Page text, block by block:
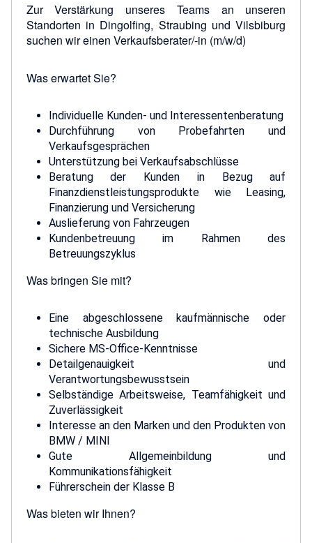
Zur Verstärkung unseres Teams an unseren
Standorten in Dingolfing, Straubing und Vilsbiburg
suchen wir einen Verkaufsberater/-in (m/w/d)
Was erwartet Sie?
Individuelle Kunden- und Interessentenberatung
Durchführung von Probefahrten und
Verkaufsgesprächen
Unterstützung bei Verkaufsabschlüsse
Beratung der Kunden in Bezug auf
Finanzdienstleistungsprodukte wie Leasing,
Finanzierung und Versicherung
Auslieferung von Fahrzeugen
Kundenbetreuung im Rahmen des
Betreuungszyklus
Was bringen Sie mit?
Eine abgeschlossene kaufmännische oder
technische Ausbildung
Sichere MS-Office-Kenntnisse
Detailgenauigkeit und
Verantwortungsbewusstsein
Selbständige Arbeitsweise, Teamfähigkeit und
Zuverlässigkeit
Interesse an den Marken und den Produkten von
BMW / MINI
Gute Allgemeinbildung und
Kommunikationsfähigkeit
Führerschein der Klasse B
Was bieten wir Ihnen?